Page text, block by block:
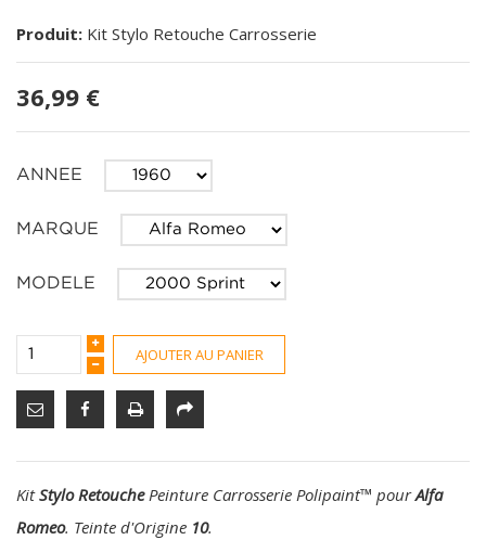
Produit: Kit Stylo Retouche Carrosserie
36,99 €
ANNEE
MARQUE
MODELE
AJOUTER AU PANIER
KitStylo RetouchePeinture Carrosserie Polipaint™ pourAlfa
Romeo. Teinte d'Origine 10.